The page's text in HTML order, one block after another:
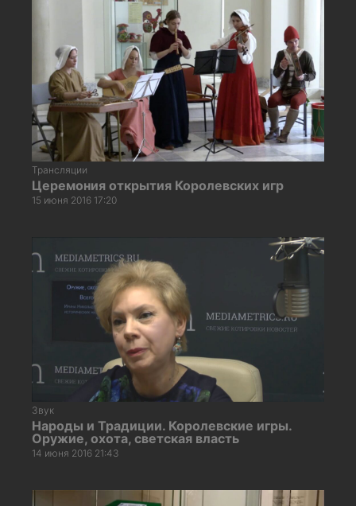
Трансляции
Церемония открытия Королевских игр
15 июня 2016 17:20
Звук
Народы и Традиции. Королевские игры.
Оружие, охота, светская власть
14 июня 2016 21:43